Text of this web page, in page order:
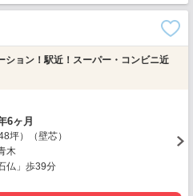
ション！駅近！スーパー・コンビニ近
6ヶ月
坪）（壁芯）
木
仏」歩39分